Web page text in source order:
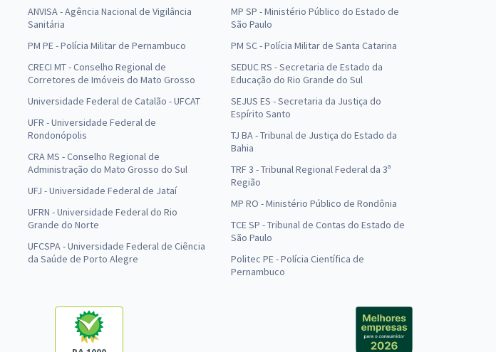
ANVISA - Agência Nacional de Vigilância
Sanitária
PM PE - Polícia Militar de Pernambuco
CRECI MT - Conselho Regional de
Corretores de Imóveis do Mato Grosso
Universidade Federal de Catalão - UFCAT
UFR - Universidade Federal de
Rondonópolis
CRA MS - Conselho Regional de
Administração do Mato Grosso do Sul
UFJ - Universidade Federal de Jataí
UFRN - Universidade Federal do Rio
Grande do Norte
UFCSPA - Universidade Federal de Ciência
da Saúde de Porto Alegre
MP SP - Ministério Público do Estado de
São Paulo
PM SC - Polícia Militar de Santa Catarina
SEDUC RS - Secretaria de Estado da
Educação do Rio Grande do Sul
SEJUS ES - Secretaria da Justiça do
Espírito Santo
TJ BA - Tribunal de Justiça do Estado da
Bahia
TRF 3 - Tribunal Regional Federal da 3ª
Região
MP RO - Ministério Público de Rondônia
TCE SP - Tribunal de Contas do Estado de
São Paulo
Politec PE - Polícia Científica de
Pernambuco